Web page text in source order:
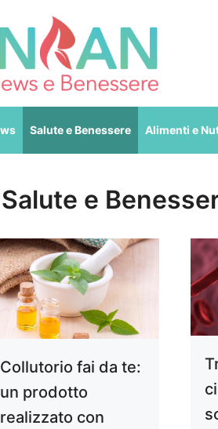
Salute e Benessere Alimenti e
Salute e
Collutorio fai da te:
un prodotto
realizzato con